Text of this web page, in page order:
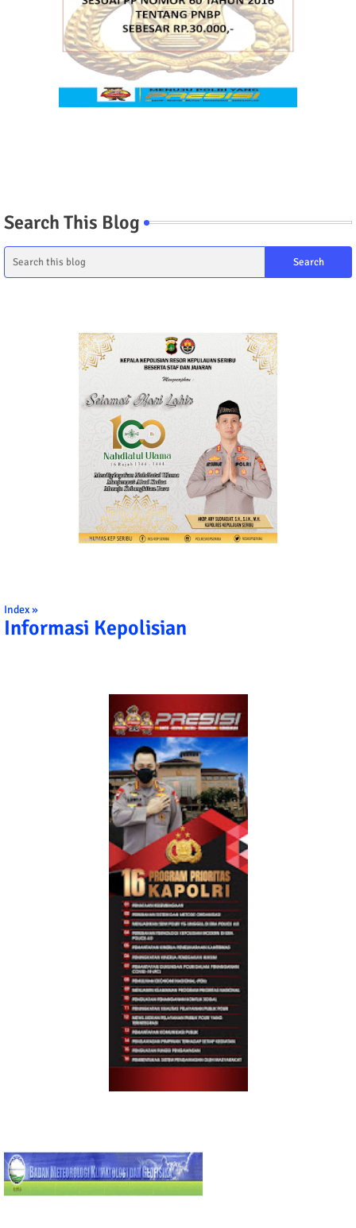
Search This Blog
Index »
Informasi Kepolisian